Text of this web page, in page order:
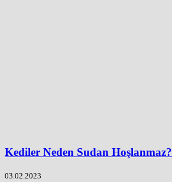
Kediler Neden Sudan Hoşlanmaz?
03.02.2023